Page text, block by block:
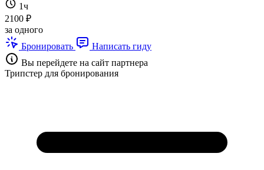
1ч
2100 ₽
за одного
Бронировать
Написать гиду
Вы перейдете на сайт партнера
Трипстер для бронирования